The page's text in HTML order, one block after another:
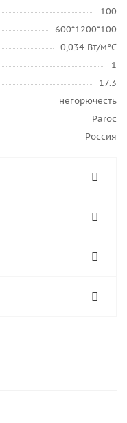
100
600*1200*100
0,034 Вт/м°С
1
17.3
негорючесть
Paroc
Россия